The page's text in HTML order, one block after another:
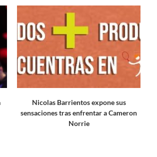
Norrie apea a Jarry en Wimbledon y
devuelve la ilusión...